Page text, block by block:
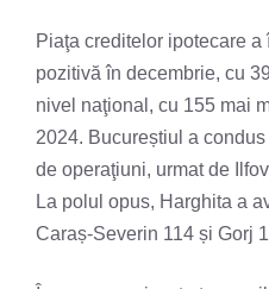
Piaţa creditelor ipotecare
pozitivă în decembrie, cu
nivel naţional, cu 155 mai
2024. Bucureștiul a
de operaţiuni, urmat de
La polul opus, Harghita a
Caraș-Severin 114 și Gorj